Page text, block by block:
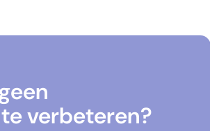
verbeteren?